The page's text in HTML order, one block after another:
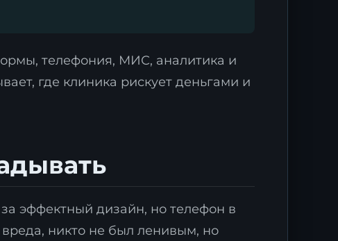
телефония, МИС, аналитика и
где клиника рискует деньгами и
эффектный дизайн, но телефон в
никто не был ленивым, но
вами